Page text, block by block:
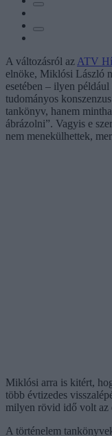
A változásról az ATV
elnöke, Miklósi László
esetében – ilyen
tudományos
tankönyv, hanem
ábrázolni”. Vagyis e
nem menekülhettek,
Miklósi arra is kitért,
több évtizedes
milyen rövid idő volt az
A történelem